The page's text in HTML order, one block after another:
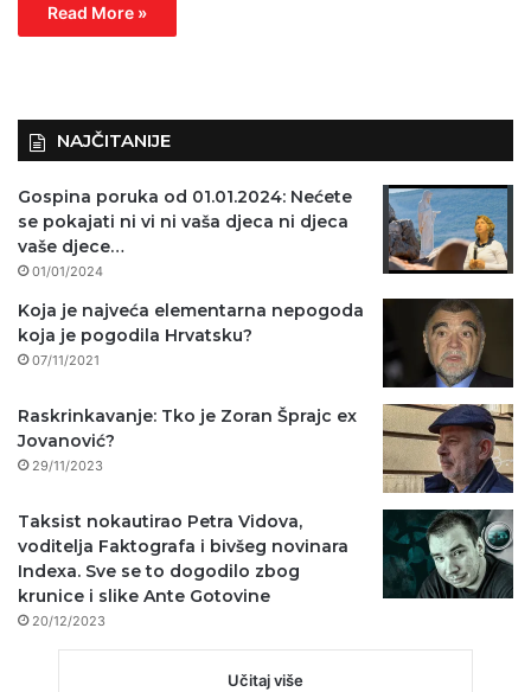
Read More »
NAJČITANIJE
Gospina poruka od 01.01.2024: Nećete
se pokajati ni vi ni vaša djeca ni djeca
vaše djece…
01/01/2024
Koja je najveća elementarna nepogoda
koja je pogodila Hrvatsku?
07/11/2021
Raskrinkavanje: Tko je Zoran Šprajc ex
Jovanović?
29/11/2023
Taksist nokautirao Petra Vidova,
voditelja Faktografa i bivšeg novinara
Indexa. Sve se to dogodilo zbog
krunice i slike Ante Gotovine
20/12/2023
Učitaj više